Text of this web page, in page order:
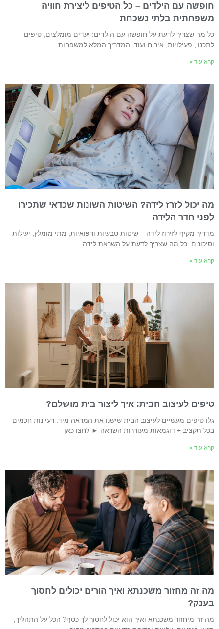
עם הילדים – כל הטיפים ליצירת חוויה
בלתי נשכחת
מה שצריך לדעת על חופשה עם הילדים: יעדים מומלצים, טיפים
פעילויות, אירוח ועוד. המדריך המלא למשפחות.
עוד »
יכול לזרז לידה? השיטות השונות שכדאי שתכירו
חדר הלידה
מקיף לזירוז לידה – שיטות טבעיות ורפואיות, מתי מומלץ, יעילות
כל מה שצריך לדעת על השראת לידה.
עוד »
לעיצוב הבית: איך ליצור בית מושלם?
טיפים מעשיים לעיצוב הבית שישנו את המראה מיד. רעיונות חכמים
תקציב + דוגמאות מעוררות השראה ► לחצו כאן
עוד »
זה מחזור משכנתא ואיך הורים יכולים לחסוך
זה מיחזור משכנתא ואיך הוא יכול לחסוך לך כסף? הכל על התהליך,